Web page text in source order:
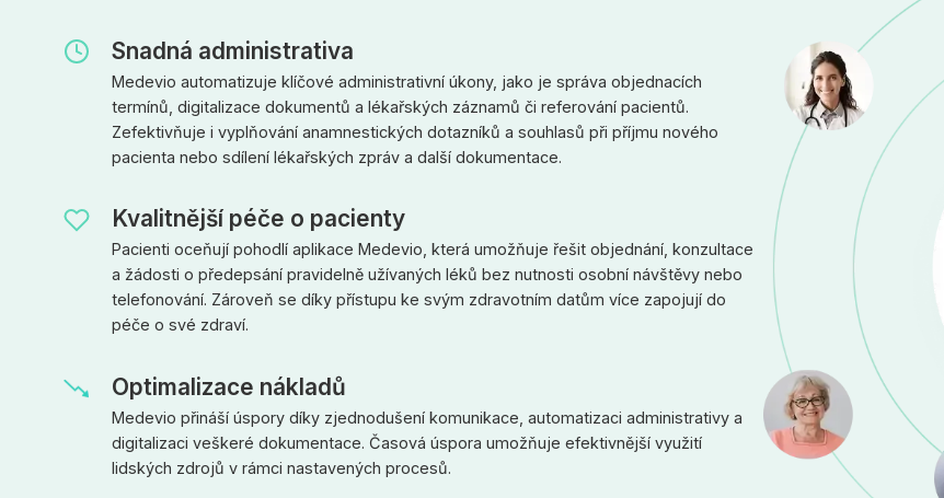
Snadná administrativa
Medevio automatizuje klíčové administrativní úkony, jako je správa objednacích
termínů, digitalizace dokumentů a lékařských záznamů či referování pacientů.
Zefektivňuje i vyplňování anamnestických dotazníků a souhlasů při příjmu nového
pacienta nebo sdílení lékařských zpráv a další dokumentace.
Kvalitnější péče o pacienty
Pacienti oceňují pohodlí aplikace Medevio, která umožňuje řešit objednání, konzultace
a žádosti o předepsání pravidelně užívaných léků bez nutnosti osobní návštěvy nebo
telefonování. Zároveň se díky přístupu ke svým zdravotním datům více zapojují do
péče o své zdraví.
Optimalizace nákladů
Medevio přináší úspory díky zjednodušení komunikace, automatizaci administrativy a
digitalizaci veškeré dokumentace. Časová úspora umožňuje efektivnější využití
lidských zdrojů v rámci nastavených procesů.